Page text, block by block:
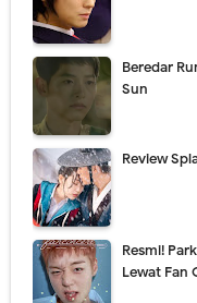
Beredar
Sun
Review
Resmi!
Lewat Fan